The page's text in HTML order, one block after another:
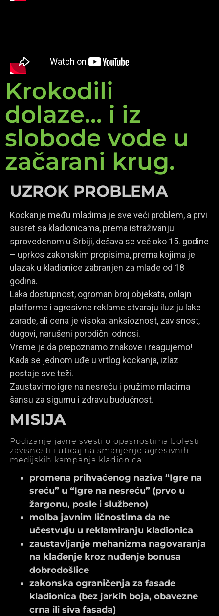
Krokodili
dolaze... i iz
slobode vode u
začarani krug.
UZROK PROBLEMA
Kockanje među mladima je sve veći problem, a prvi
susret sa kladionicama, prema istraživanju
sprovedenom u Srbiji, dešava se već oko 15. godine
– uprkos zakonskim propisima, prema kojima je
ulazak u kladionice zabranjen za mlađe od 18
godina.
Laka dostupnost, ogroman broj objekata, onlajn
platforme i agresivne reklame stvaraju iluziju lake
zarade, ali cena je visoka: anksioznost, zavisnost,
dugovi, narušeni porodični odnosi.
Vreme je da prepoznamo znakove i reagujemo!
Kada se jednom uđe u vrtlog kockanja, izlaz
postaje sve teži.
Zaustavimo igre na nesreću i pružimo mladima
šansu za sigurnu i zdravu budućnost.
MISIJA
Podizanje javne svesti o opasnostima bolesti
zavisnosti i uticaj na smanjenje agresivnih
medijskih kampanja kladionica:
promena prihvaćenog naziva “Igre na
sreću” u “Igre na nesreću” (prvo u
žargonu, posle i službeno)
molba javnim ličnostima da ne
učestvuju u reklamiranju kladionica
zaustavljanje mehanizma nagovaranja
na klađenje kroz nuđenje bonusa
dobrodošlice
zakonska ograničenja za fasade
kladionica (bez jarkih boja, obavezne
crna ili siva fasada)